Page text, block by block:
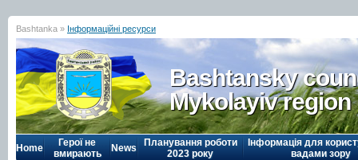
Bashtanka » Інформаційні ресурси
Bashtansky
Mykolayiv region
Home
Герої не
вмирають
News
Планування роботи
2023 року
Інформація для
вадами зору